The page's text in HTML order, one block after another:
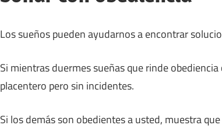
Los sueños pueden ayudarnos a encontrar
Si mientras duermes sueñas que rinde
placentero pero sin incidentes.
Si los demás son obedientes a usted, muestra